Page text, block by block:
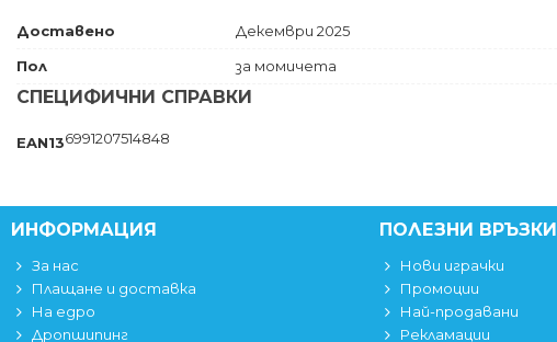
Доставено
Декември 2025
Пол
за момичета
СПЕЦИФИЧНИ СПРАВКИ
EAN136991207514848
ИНФОРМАЦИЯ
За нас
Плащане и доставка
На едро
Дропшипинг
ПОЛЕЗНИ ВРЪЗКИ
Нови играчки
Промоции
Най-продавани
Рекламации